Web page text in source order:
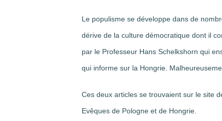
Le populisme se développe dans de
dérive de la culture démocratique dont il
par le Professeur Hans Schelkshorn qui
qui informe sur la Hongrie.
Ces deux articles se trouvaient sur le site
Evêques de Pologne et de Hongrie.